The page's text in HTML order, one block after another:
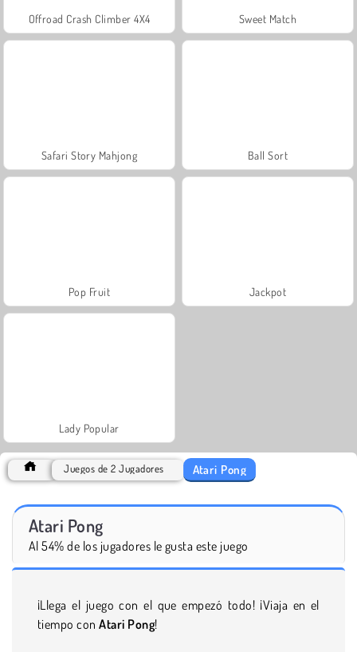
Offroad Crash Climber 4X4 Sweet Match
Safari Story Mahjong Ball Sort
Pop Fruit Jackpot
Lady Popular
Juegos de 2 Jugadores Atari Pong
Atari Pong
Al 54% de los jugadores le gusta este juego
¡Llega el juego con el que empezó todo! ¡Viaja en el
tiempo conAtari Pong!